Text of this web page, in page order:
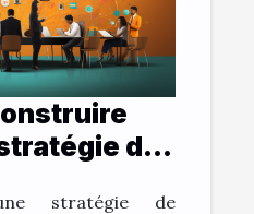
de
stratégie de